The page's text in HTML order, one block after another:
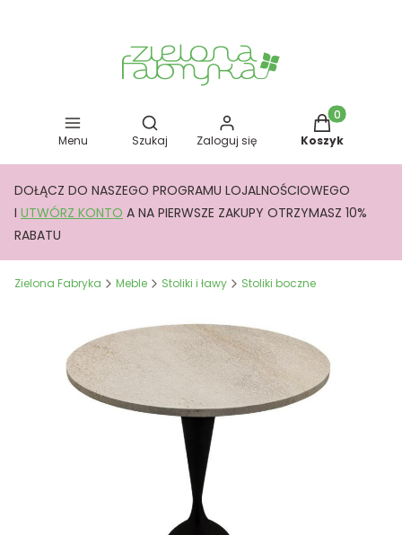
Menu
Otwórz wyszukiwarkę
Szukaj Zaloguj się
Produkty w
Koszyk
DOŁĄCZ DO NASZEGO PROGRAMU LOJALNOŚCIOWEGO
I UTWÓRZ KONTO A NA PIERWSZE ZAKUPY OTRZYMASZ 10%
RABATU
Zielona Fabryka Meble Stoliki i ławy Stoliki boczne